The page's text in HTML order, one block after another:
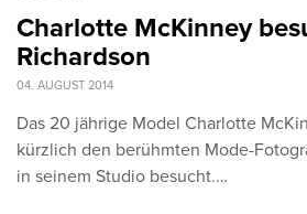
Charlotte McKinney
Richardson
04. AUGUST 2014
Das 20 jährige Model Charlotte
kürzlich den berühmten Mode-
in seinem Studio besucht.…